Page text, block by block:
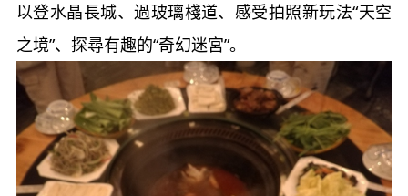
以登水晶長城、過玻璃棧道、感受拍照新玩法“天空
之境”、探尋有趣的“奇幻迷宮”。